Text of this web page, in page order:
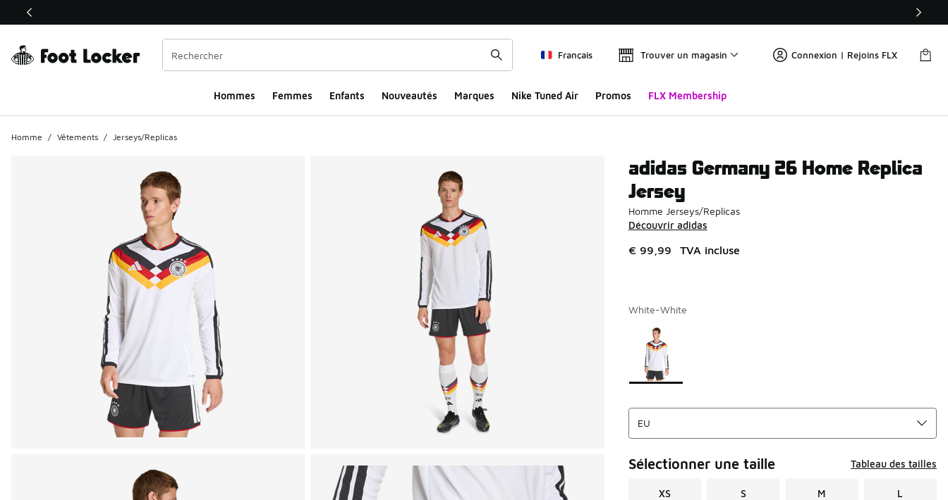
Ce lien ouvrira une nouvelle fenêtre
Français Trouver un magasin Connexion | Rejoins FLX
Hommes​ Femmes Enfants Nouveautés Marques Nike Tuned Air Promos FLX Membership
Homme / Vêtements / Jerseys/Replicas
adidas Germany 26 Home Replica
Jersey
Homme Jerseys/Replicas
Découvrir adidas
€ 99,99 TVA incluse
White-White
Page 1 sur 1 affichant 1 à 1 des 1 couleurs.
Merci de sélectionner un style
Sélectionner une taille Tableau des tailles
XS S M L